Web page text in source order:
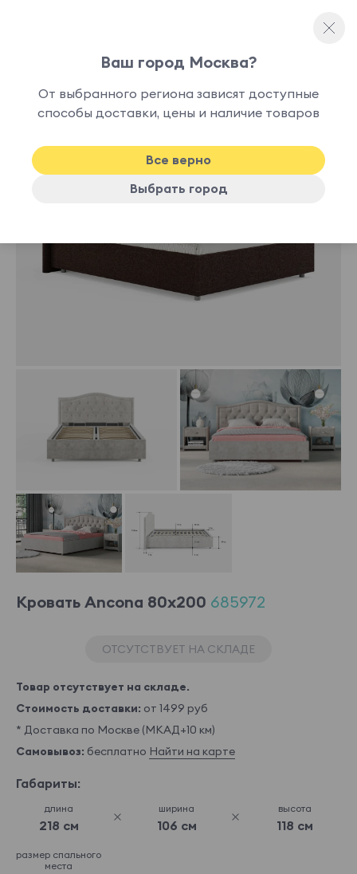
наличии
Кровать Ancona 80x200 685972
ОТСУТСТВУЕТ НА СКЛАДЕ
Товар отсутствует на складе.
Стоимость доставки: от 1499 руб
* Доставка по Москве (МКАД+10 км)
Самовывоз: бесплатно Найти на карте
Габариты:
длина
218 см
ширина
106 см
высота
118 см
размер спального
места
Ваш город Москва?
От выбранного региона зависят доступные
способы доставки, цены и наличие товаров
Все верно
Выбрать город